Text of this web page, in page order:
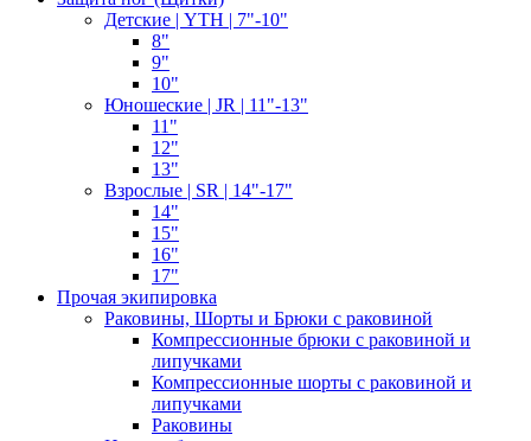
Детские | YTH | 7"-10"
8"
9"
10"
Юношеские | JR | 11"-13"
11"
12"
13"
Взрослые | SR | 14"-17"
14"
15"
16"
17"
Прочая экипировка
Раковины, Шорты и Брюки с раковиной
Компрессионные брюки с раковиной и
липучками
Компрессионные шорты с раковиной и
липучками
Раковины